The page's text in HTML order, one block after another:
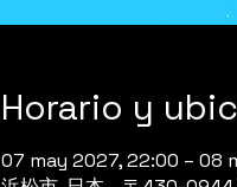
Horario y
07 may 2027, 22:00 – 08